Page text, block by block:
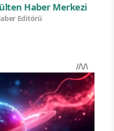
Haber Merkezi
Editörü